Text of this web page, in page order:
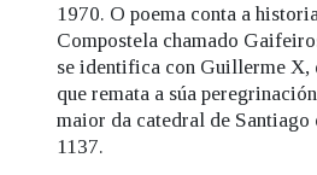
1970. O poema conta a
Compostela chamado
se identifica con Guillerme
que remata a súa
maior da catedral de Santiago
1137.